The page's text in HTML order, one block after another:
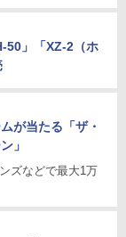
50」「XZ-2（ホ
が当たる「ザ・
」
ズなどで最大1万